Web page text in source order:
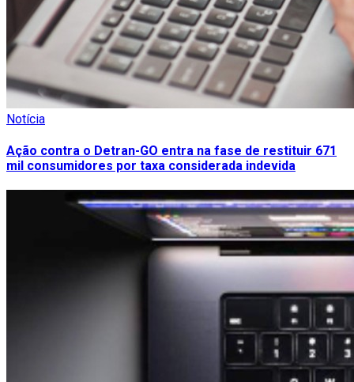
Notícia
Ação contra o Detran-GO entra na fase de restituir 671
mil consumidores por taxa considerada indevida